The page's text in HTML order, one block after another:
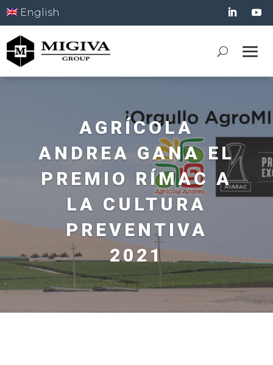
English
AGRÍCOLA
ANDREA GANA EL
PREMIO RÍMAC A
LA CULTURA
PREVENTIVA
2021